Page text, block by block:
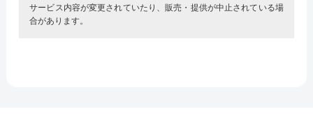
サービス内容が変更されていたり、販売・提供が中止されている場
合があります。